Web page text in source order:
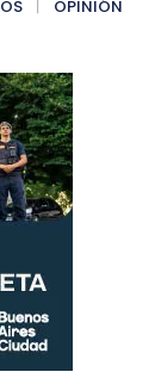
OPINIÓN